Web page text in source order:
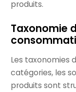
produits.
Taxonomie
Les taxonomies
catégories, les
produits sont